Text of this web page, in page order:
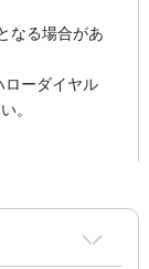
なる場合があ
ローダイヤル
。